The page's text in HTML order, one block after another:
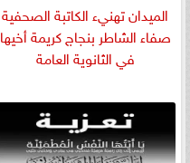
الميدان تهنيء الكاتبة الصحفية
صفاء الشاطر بنجاج كريمة أخيها
في الثانوية العامة